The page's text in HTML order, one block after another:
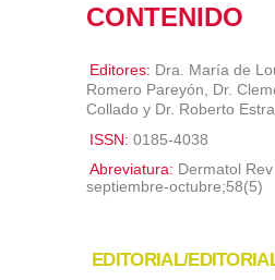
CONTENIDO
Editores: Dra. María de
Romero Pareyón, Dr.
Collado y Dr. Roberto
ISSN: 0185-4038
Abreviatura: Dermatol
septiembre-octubre;58(5)
EDITORIAL/